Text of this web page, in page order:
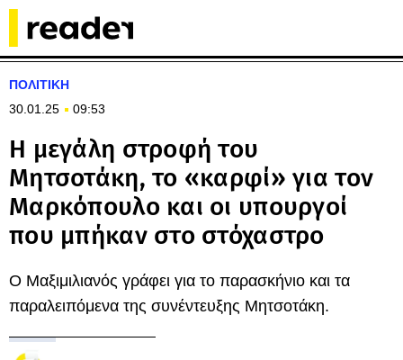
ΠΟΛΙΤΙΚΗ
30.01.25
09:53
Η μεγάλη στροφή του
Μητσοτάκη, το «καρφί» για τον
Μαρκόπουλο και οι υπουργοί
που μπήκαν στο στόχαστρο
Ο Μαξιμιλιανός γράφει για το παρασκήνιο και τα
παραλειπόμενα της συνέντευξης Μητσοτάκη.